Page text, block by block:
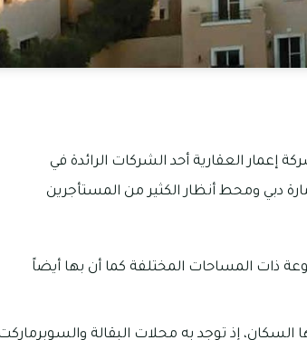
شركة إعمار العقارية أحد الشركات الرائدة في
البارزة في إمارة دبي ومحط أنظار الكثير من المستأجرين
المتنوعة ذات المساحات المختلفة كما أن بها أيضاً
يحتاج إليها السكان، إذ توجد به محلات البقالة